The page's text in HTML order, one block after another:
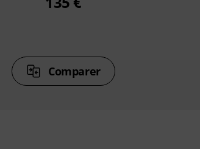
Comparer